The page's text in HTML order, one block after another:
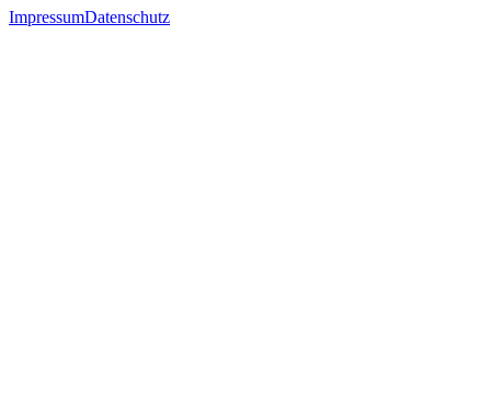
ImpressumDatenschutz